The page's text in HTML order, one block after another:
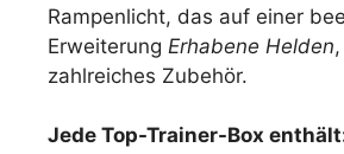
Rampenlicht, das auf einer
Erweiterung Erhabene Helden
zahlreiches Zubehör.
Jede Top-Trainer-Box